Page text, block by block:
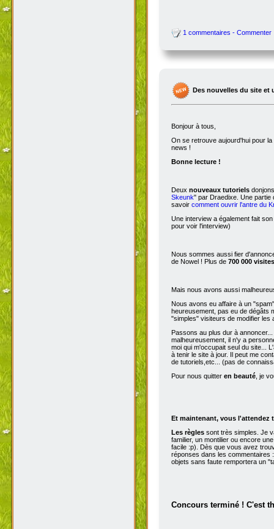
1 commentaires - Commenter
Des nouvelles du site
Bonjour à tous,
On se retrouve aujourd'hui pour
news !
Bonne lecture !
Deux nouveaux tutoriels
Skeunk" par Draedixe. Une partie
savoir comment ouvrir l'antre du
Une interview a également fait
pour voir l'interview)
Nous sommes aussi fier
de Nowel ! Plus de 700 000 visites
Mais nous avons aussi
Nous avons eu affaire à un
heureusement, pas eu de dégâts
"simples" visiteurs de modifier
Passons au plus dur à
malheureusement, il n'y a
moi qui m'occupait seul du site...
à tenir le site à jour. Il peut me
de tutoriels,etc... (pas de
Pour nous quitter en beauté, je
Et maintenant, vous l'attendez
Les règles sont très simples. Je
familier, un montilier ou encore
facile :p). Dès que vous avez
réponses dans les commentaires
objets sans faute remportera un
Concours terminé ! C'est